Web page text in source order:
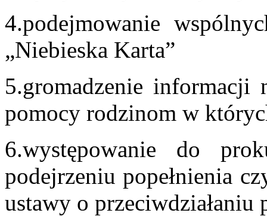
4.podejmowanie
„Niebieska Karta”
5.gromadzenie informacji
pomocy rodzinom w
6.występowanie do
podejrzeniu popełnienia
ustawy o